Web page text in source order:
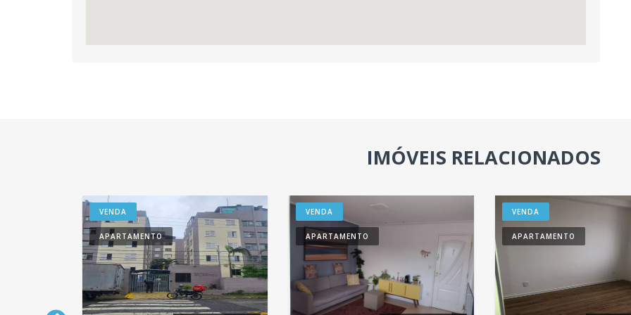
IMÓVEIS RELACIONADOS
VENDA
APARTAMENTO
VENDA
APARTAMENTO
VENDA
APARTAMENTO